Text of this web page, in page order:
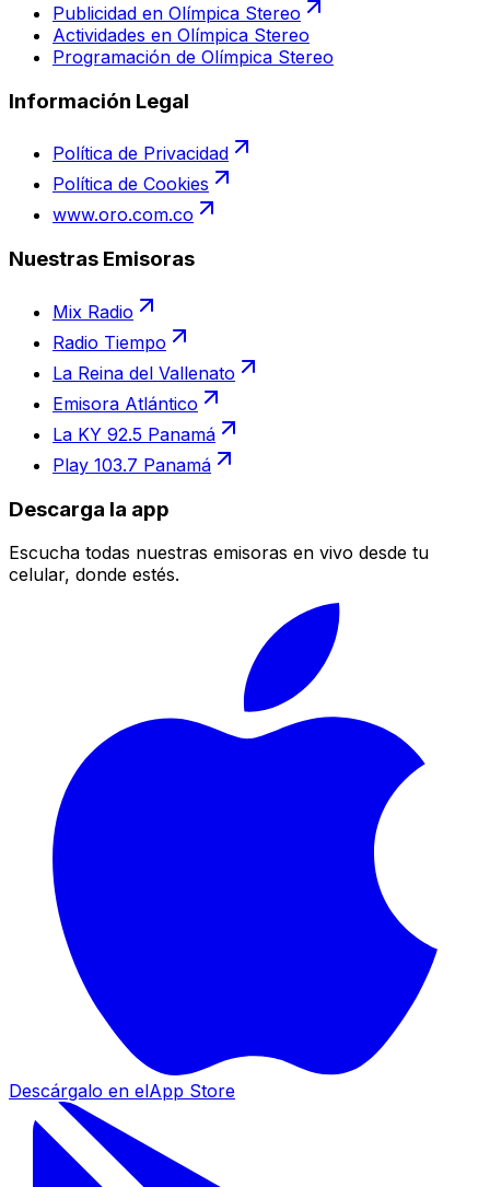
Publicidad en Olímpica Stereo
Actividades en Olímpica Stereo
Programación de Olímpica Stereo
Información Legal
Política de Privacidad
Política de Cookies
www.oro.com.co
Nuestras Emisoras
Mix Radio
Radio Tiempo
La Reina del Vallenato
Emisora Atlántico
La KY 92.5 Panamá
Play 103.7 Panamá
Descarga la app
Escucha todas nuestras emisoras en vivo desde tu
celular, donde estés.
Descárgalo en elApp Store